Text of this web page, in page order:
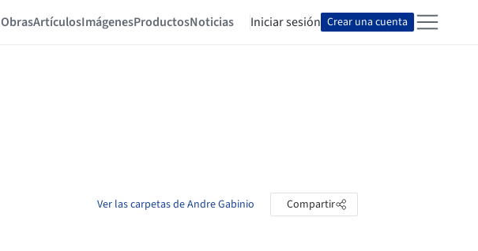
ObrasArtículosImágenesProductosNoticias Iniciar sesión Crear una cuenta
Ver las carpetas de Andre Gabinio Compartir